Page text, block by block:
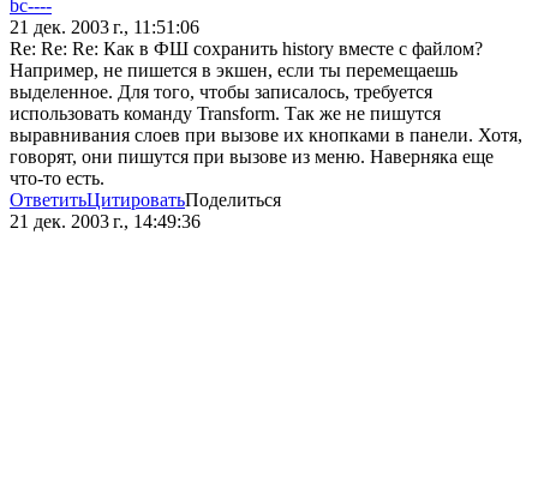
bc----
21 дек. 2003 г., 11:51:06
Re: Re: Re: Как в ФШ сохранить history вместе с файлом?
Например, не пишется в экшен, если ты перемещаешь
выделенное. Для того, чтобы записалось, требуется
использовать команду Transform. Так же не пишутся
выравнивания слоев при вызове их кнопками в панели. Хотя,
говорят, они пишутся при вызове из меню. Наверняка еще
что-то есть.
ОтветитьЦитироватьПоделиться
21 дек. 2003 г., 14:49:36